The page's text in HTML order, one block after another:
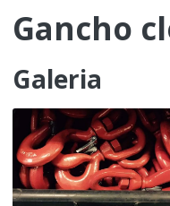
Gancho
Galeria